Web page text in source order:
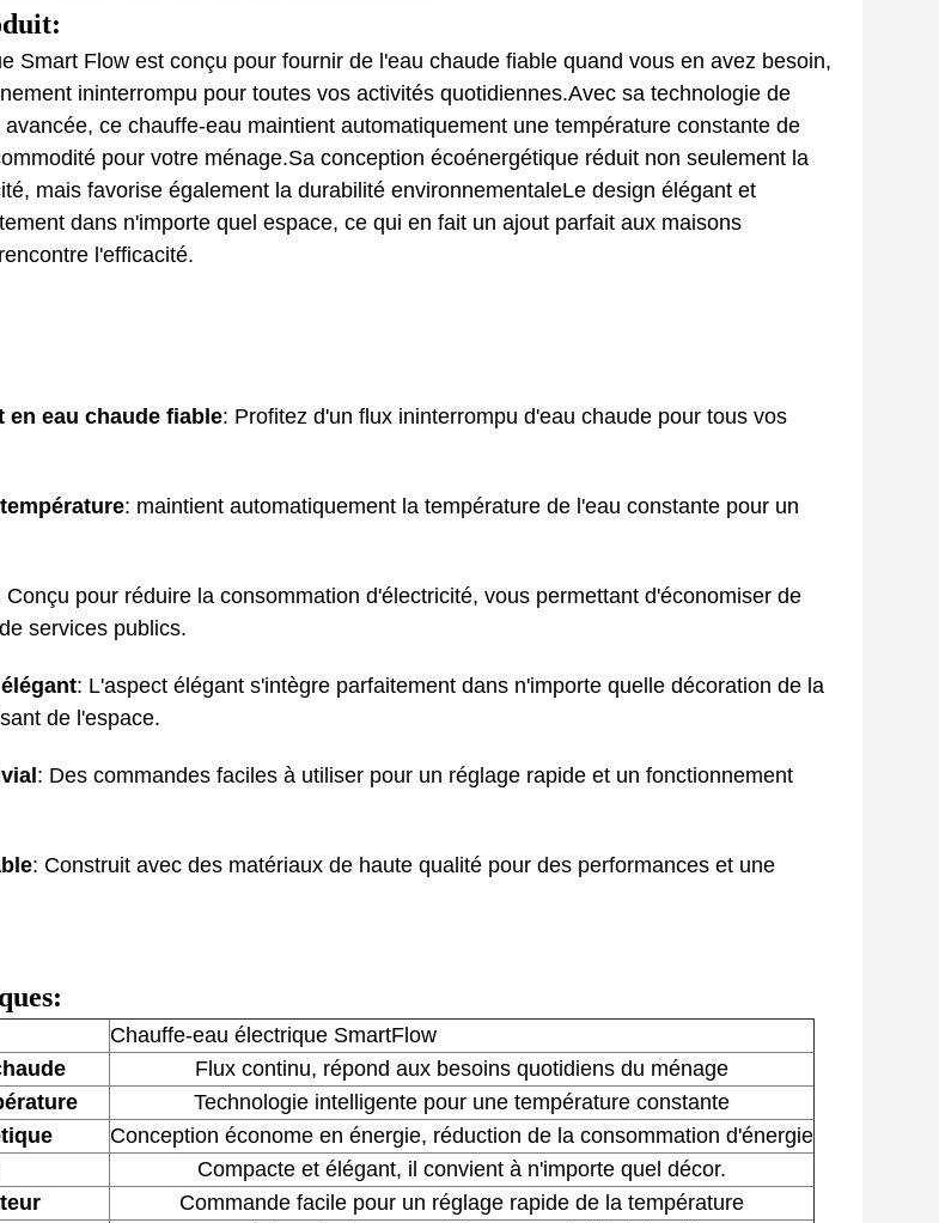
Smart Flow est conçu pour fournir de l'eau chaude fiable quand vous en avez besoin,
ininterrompu pour toutes vos activités quotidiennes.Avec sa technologie de
ce chauffe-eau maintient automatiquement une température constante de
pour votre ménage.Sa conception écoénergétique réduit non seulement la
mais favorise également la durabilité environnementaleLe design élégant et
dans n'importe quel espace, ce qui en fait un ajout parfait aux maisons
l'efficacité.
en eau chaude fiable: Profitez d'un flux ininterrompu d'eau chaude pour tous vos
: maintient automatiquement la température de l'eau constante pour un
Conçu pour réduire la consommation d'électricité, vous permettant d'économiser de
services publics.
: L'aspect élégant s'intègre parfaitement dans n'importe quelle décoration de la
de l'espace.
: Des commandes faciles à utiliser pour un réglage rapide et un fonctionnement
: Construit avec des matériaux de haute qualité pour des performances et une
Chauffe-eau électrique SmartFlow
Flux continu, répond aux besoins quotidiens du ménage
Technologie intelligente pour une température constante
Conception économe en énergie, réduction de la consommation d'énergie
Compacte et élégant, il convient à n'importe quel décor.
Commande facile pour un réglage rapide de la température